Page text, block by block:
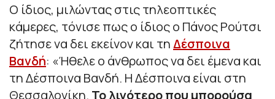
Ο ίδιος, μιλώντας στις τηλεοπτικές
κάμερες, τόνισε πως ο ίδιος ο Πάνος Ρούτσι
ζήτησε να δει εκείνον και τηΔέσποινα
Βανδή: «Ήθελε ο άνθρωπος να δει έμενα και
τη Δέσποινα Βανδή. Η Δέσποινα είναι στη
Θεσσαλονίκη. Το λιγότερο που μπορούσα